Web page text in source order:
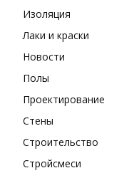
Изоляция
Лаки и краски
Новости
Полы
Проектирование
Стены
Строительство
Стройсмеси